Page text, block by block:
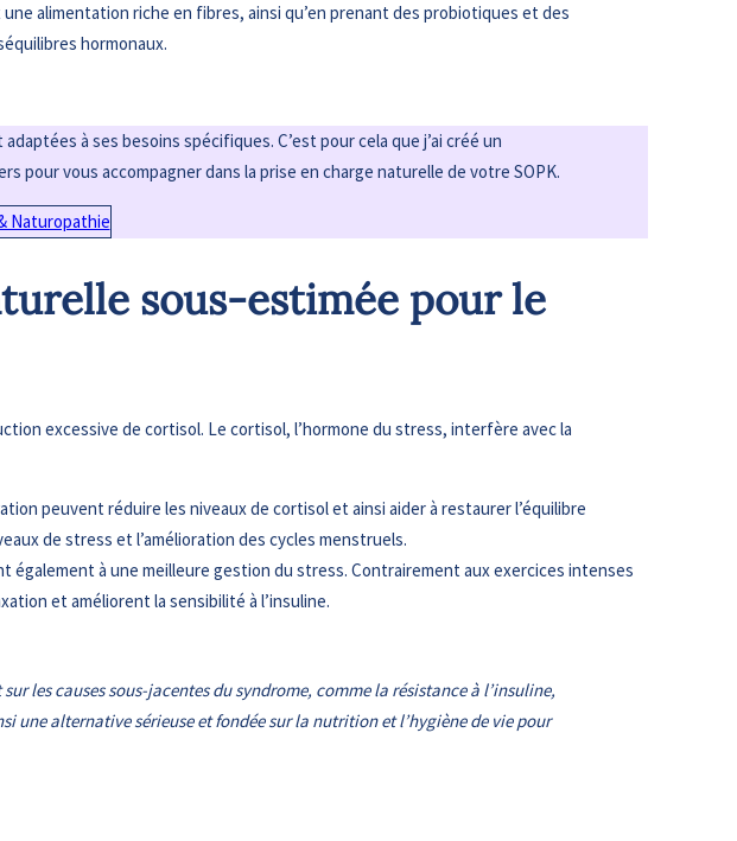
alimentation riche en fibres, ainsi qu’en prenant des probiotiques et des
hormonaux.
à ses besoins spécifiques. C’est pour cela que j’ai créé un
pour vous accompagner dans la prise en charge naturelle de votre SOPK.
Naturopathie
sous-estimée pour le
excessive de cortisol. Le cortisol, l’hormone du stress, interfère avec la
peuvent réduire les niveaux de cortisol et ainsi aider à restaurer l’équilibre
de stress et l’amélioration des cycles menstruels.
également à une meilleure gestion du stress. Contrairement aux exercices intenses
et améliorent la sensibilité à l’insuline.
les causes sous-jacentes du syndrome, comme la résistance à l’insuline,
une alternative sérieuse et fondée sur la nutrition et l’hygiène de vie pour